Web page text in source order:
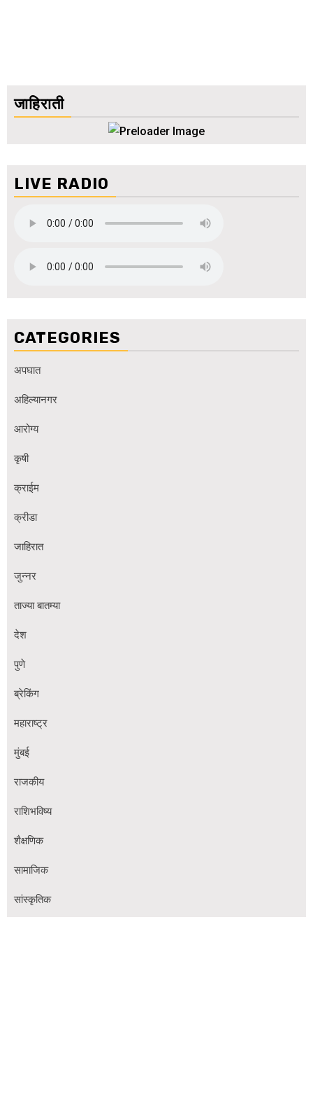
जाहिराती
LIVE RADIO
CATEGORIES
अपघात
अहिल्यानगर
आरोग्य
कृषी
क्राईम
क्रीडा
जाहिरात
जुन्नर
ताज्या बातम्या
देश
पुणे
ब्रेकिंग
महाराष्ट्र
मुंबई
राजकीय
राशिभविष्य
शैक्षणिक
सामाजिक
सांस्कृतिक